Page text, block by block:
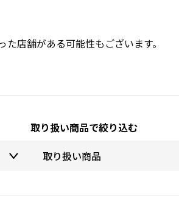
店舗がある可能性もございます。
取り扱い商品で絞り込む